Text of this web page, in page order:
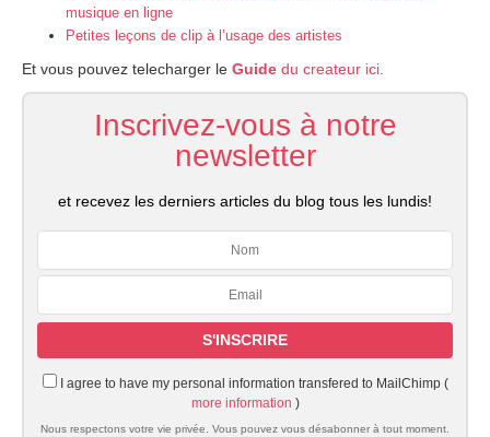
musique en ligne
Petites leçons de clip à l’usage des artistes
Et vous pouvez telecharger le Guide du createur ici.
Inscrivez-vous à notre
newsletter
et recevez les derniers articles du blog tous les lundis!
I agree to have my personal information transfered to MailChimp (
more information )
Nous respectons votre vie privée. Vous pouvez vous désabonner à tout moment.